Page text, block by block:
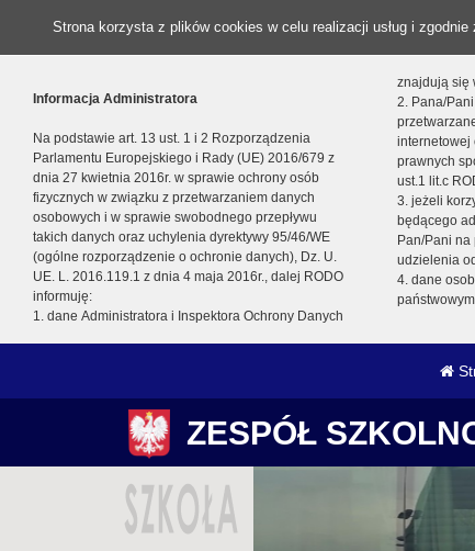
Strona korzysta z plików cookies w celu realizacji usług i zgodnie
Informacja Administratora
Na podstawie art. 13 ust. 1 i 2 Rozporządzenia
Parlamentu Europejskiego i Rady (UE) 2016/679 z
dnia 27 kwietnia 2016r. w sprawie ochrony osób
fizycznych w związku z przetwarzaniem danych
osobowych i w sprawie swobodnego przepływu
takich danych oraz uchylenia dyrektywy 95/46/WE
(ogólne rozporządzenie o ochronie danych), Dz. U.
UE. L. 2016.119.1 z dnia 4 maja 2016r., dalej RODO
informuję:
1. dane Administratora i Inspektora Ochrony Danych
znajdują się
2. Pana/
internetowej
prawnych
ust.1 lit.c
3. jeżeli
będącego
Pan/Pani
udzielenia
4. dane
ZESPÓŁ